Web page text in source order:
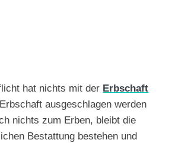
hat nichts mit der Erbschaft
ausgeschlagen werden
nichts zum Erben, bleibt die
Bestattung bestehen und